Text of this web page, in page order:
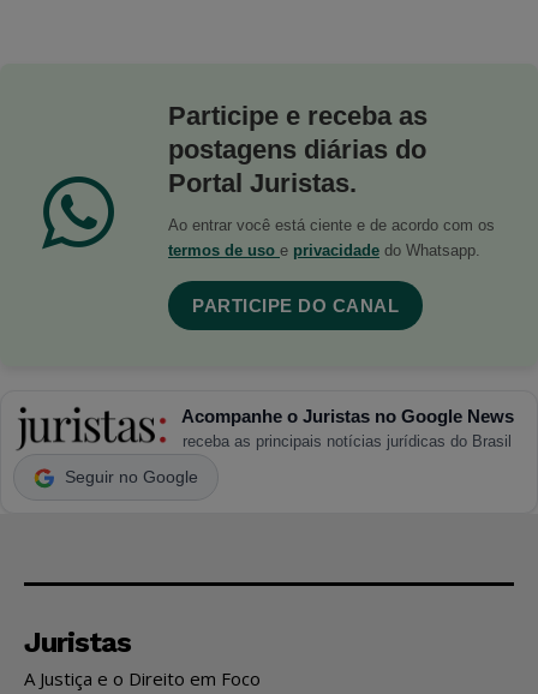
Participe e receba as
postagens diárias do
Portal Juristas.
Ao entrar você está ciente e de acordo com os
termos de uso e privacidade do Whatsapp.
PARTICIPE DO CANAL
Acompanhe o Juristas no Google News
receba as principais notícias jurídicas do Brasil
Seguir no Google
Juristas
A Justiça e o Direito em Foco